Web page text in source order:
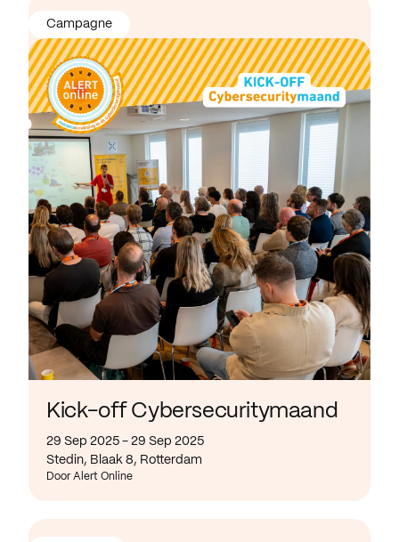
Kick-off Cybersecuritymaand
29 Sep 2025 - 29 Sep 2025
Stedin, Blaak 8, Rotterdam
Door Alert Online
Campagne